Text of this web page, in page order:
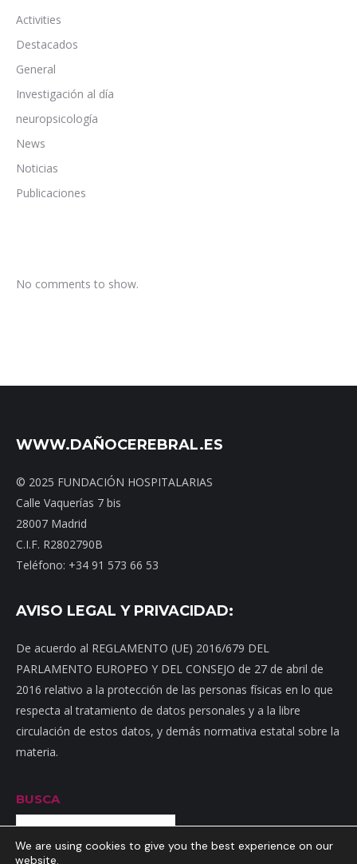
Activities
Destacados
General
Investigación al día
neuropsicología
News
Noticias
Publicaciones
No comments to show.
WWW.DAÑOCEREBRAL.ES
© 2025 FUNDACIÓN HOSPITALARIAS
Calle Vaquerías 7 bis
28007 Madrid
C.I.F. R2802790B
Teléfono: +34 91 573 66 53
AVISO LEGAL Y PRIVACIDAD:
De acuerdo al REGLAMENTO (UE) 2016/679 DEL
PARLAMENTO EUROPEO Y DEL CONSEJO de 27 de abril de
2016 relativo a la protección de las personas físicas en lo que
respecta al tratamiento de datos personales y a la libre
circulación de estos datos, y demás normativa estatal sobre la
materia.
BUSCA
Buscar
We are using cookies to give you the best experience on our
website.